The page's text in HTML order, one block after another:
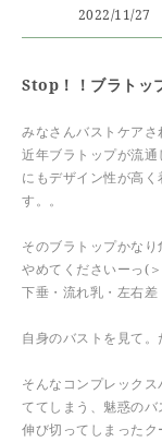
2022/11/27
Stop！！ブラトッ
みなさんバストケアさ
近年ブラトップが流
にもデザイン性が高
す。。
そのブラトップかなり
やめてくださいーっ(
下垂・流れ乳・左右差
自身のバストを見て。
そんなコンプレック
ててしまう、魅惑の
伸び切ってしまったク